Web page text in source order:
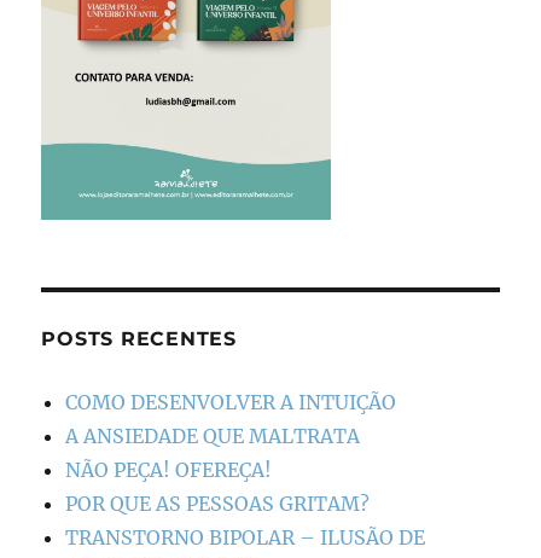
POSTS RECENTES
COMO DESENVOLVER A INTUIÇÃO
A ANSIEDADE QUE MALTRATA
NÃO PEÇA! OFEREÇA!
POR QUE AS PESSOAS GRITAM?
TRANSTORNO BIPOLAR – ILUSÃO DE